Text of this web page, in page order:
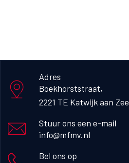
Adres
Boekhorststraat,
2221 TE Katwijk aan Zee
Stuur ons een e-mail
info@mfmv.nl
Bel ons op